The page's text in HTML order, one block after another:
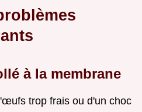
à la membrane
trop frais ou d'un choc